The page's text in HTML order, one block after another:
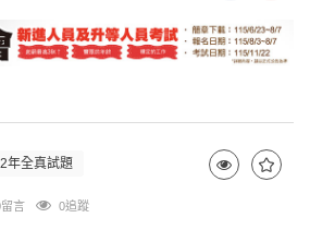
年全真試題
言 0追蹤